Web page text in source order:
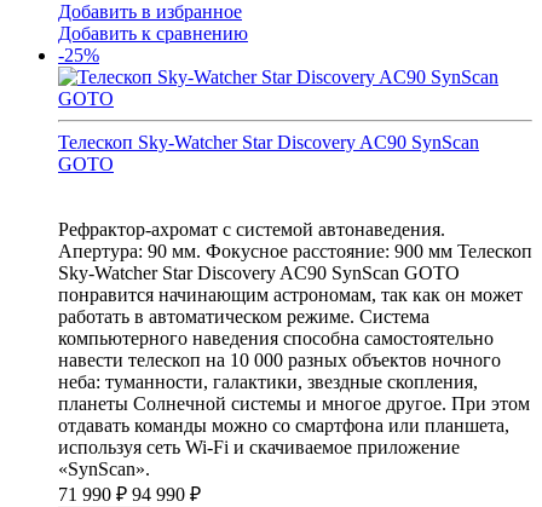
Добавить в избранное
Добавить к сравнению
-25%
Телескоп Sky-Watcher Star Discovery AC90 SynScan
GOTO
Рефрактор-ахромат с системой автонаведения.
Апертура: 90 мм. Фокусное расстояние: 900 мм Телескоп
Sky-Watcher Star Discovery AC90 SynScan GOTO
понравится начинающим астрономам, так как он может
работать в автоматическом режиме. Система
компьютерного наведения способна самостоятельно
навести телескоп на 10 000 разных объектов ночного
неба: туманности, галактики, звездные скопления,
планеты Солнечной системы и многое другое. При этом
отдавать команды можно со смартфона или планшета,
используя сеть Wi-Fi и скачиваемое приложение
«SynScan».
71 990 ₽ 94 990 ₽